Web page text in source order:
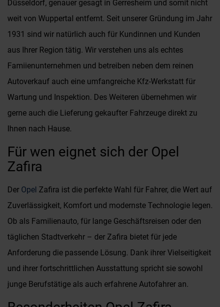
Düsseldorf, genauer gesagt in Gerresheim und somit nicht
weit von Wuppertal entfernt. Seit unserer Gründung im Jahr
1931 sind wir natürlich auch für Kundinnen und Kunden
aus Ihrer Region tätig. Wir verstehen uns als echtes
Famiienunternehmen und betreiben neben dem reinen
Autoverkauf auch eine umfangreiche Kfz-Werkstatt für
Wartung und Inspektion. Des Weiteren übernehmen wir
gerne auch die Lieferung gekaufter Fahrzeuge direkt zu
Ihnen nach Hause.
Für wen eignet sich der Opel
Zafira
Der Opel Zafira ist die perfekte Wahl für Fahrer, die Wert auf
Zuverlässigkeit, Komfort und modernste Technologie legen.
Ob als Familienauto, für lange Geschäftsreisen oder den
täglichen Stadtverkehr – der Zafira bietet für jede
Anforderung die passende Lösung. Dank ihrer Vielseitigkeit
und ihrer fortschrittlichen Ausstattung spricht sie sowohl
junge Berufstätige als auch erfahrene Autofahrer an.